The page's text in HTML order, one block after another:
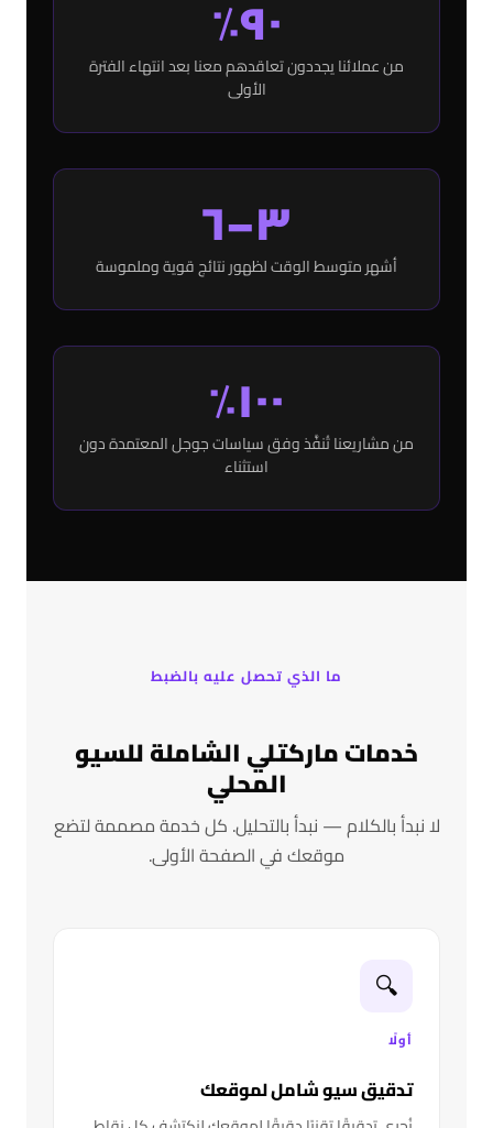
٩٠٪
من عملائنا يجددون تعاقدهم معنا بعد انتهاء الفترة
الأولى
٣–٦
أشهر متوسط الوقت لظهور نتائج قوية وملموسة
١٠٠٪
من مشاريعنا تُنفَّذ وفق سياسات جوجل المعتمدة دون
استثناء
ما الذي تحصل عليه بالضبط
خدمات ماركتلي الشاملة للسيو
المحلي
لا نبدأ بالكلام — نبدأ بالتحليل. كل خدمة مصممة لتضع
موقعك في الصفحة الأولى.
🔍
أولًا
تدقيق سيو شامل لموقعك